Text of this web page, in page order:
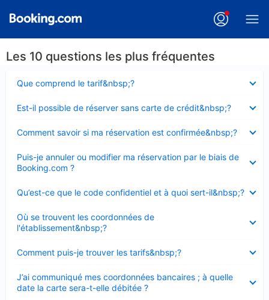
Les 10 questions les plus fréquentes
Que comprend le tarif&nbsp;?
fermé
Est-il possible de réserver sans carte de crédit&nbsp;?
fermé
Comment savoir si ma réservation est confirmée&nbsp;?
fermé
Puis-je annuler ou modifier ma réservation par le biais de
Booking.com ?
fermé
Qu’est-ce que le code confidentiel et à quoi sert-il&nbsp;?
fermé
Où se trouvent les coordonnées de
l'établissement&nbsp;?
fermé
Comment puis-je trouver les tarifs&nbsp;?
fermé
J’ai communiqué mes coordonnées bancaires ; à quelle
date la carte sera-t-elle débitée ?
fermé